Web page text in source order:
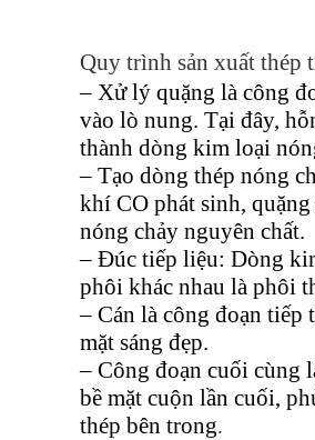
Quy trình sản xuất thép
– Xử lý quặng là công
vào lò nung. Tại đây,
thành dòng kim loại
– Tạo dòng thép nóng
khí CO phát sinh,
nóng chảy nguyên chất.
– Đúc tiếp liệu: Dòng
phôi khác nhau là phôi
– Cán là công đoạn tiếp
mặt sáng đẹp.
– Công đoạn cuối cùng
bề mặt cuộn lần cuối,
thép bên trong.